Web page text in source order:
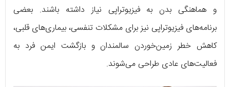
و هماهنگی بدن به فیزیوتراپی نیاز داشته باشند. بعضی
برنامه‌های فیزیوتراپی نیز برای مشکلات تنفسی، بیماری‌های قلبی،
کاهش خطر زمین‌خوردن سالمندان و بازگشت ایمن فرد به
فعالیت‌های عادی طراحی می‌شوند.